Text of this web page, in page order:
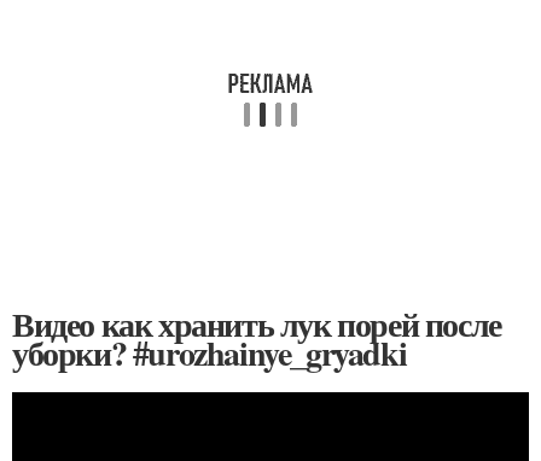
Видео как хранить лук порей после
уборки? #urozhainye_gryadki